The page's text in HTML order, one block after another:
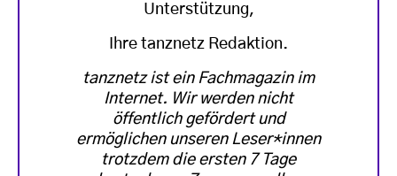
Unterstützung,
Ihre tanznetz Redaktion.
tanznetz ist ein Fachmagazin im
Internet. Wir werden nicht
öffentlich gefördert und
ermöglichen unseren Leser*innen
trotzdem die ersten 7 Tage